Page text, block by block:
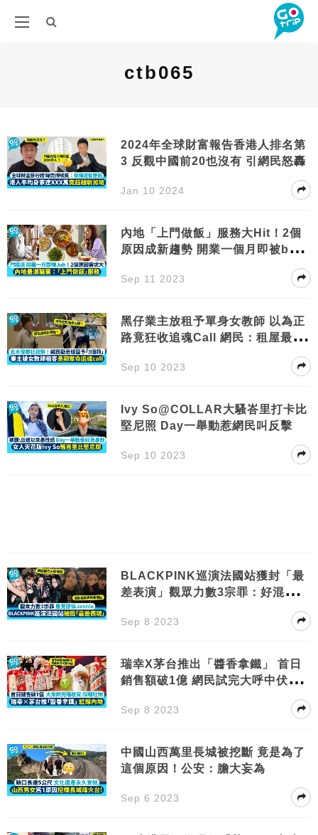
ctb065
2024年全球財富報告香港人排名第
3 反觀中國前20也沒有 引網民怒轟
Jan 10 2024
內地「上門做飯」服務大Hit！2個
原因成新趨勢 開業一個月即被boo
Sep 11 2023
黑仔業主放租予單身女教師 以為正
路竟狂收追魂Call 網民：租屋最忌
Sep 10 2023
Ivy So@COLLAR大騷峇里打卡比
堅尼照 Day一舉動惹網民叫反擊
Sep 10 2023
BLACKPINK巡演法國站獲封「最
差表演」觀眾力數3宗罪：好混亂！
Sep 8 2023
瑞幸X茅台推出「醬香拿鐵」 首日
銷售額破1億 網民試完大呼中伏：
Sep 8 2023
中國山西萬里長城被挖斷 竟是為了
這個原因！公安：膽大妄為
Sep 6 2023